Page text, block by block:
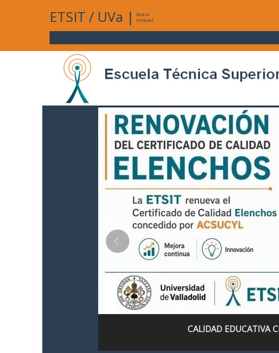
ETSIT / UVa |
Acceso
Intranet
CALIDAD EDUCATIVA